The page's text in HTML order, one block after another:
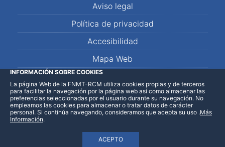
Aviso legal
Política de privacidad
Accesibilidad
Mapa Web
LinkedInFacebookWhatsApp
INFORMACIÓN SOBRE COOKIES
La página Web de la FNMT-RCM utiliza cookies propias y de terceros
para facilitar la navegación por la página web así como almacenar las
preferencias seleccionadas por el usuario durante su navegación. No
empleamos las cookies para almacenar o tratar datos de carácter
personal. Si continúa navegando, consideramos que acepta su uso
ACEPTO
.Más
Información.